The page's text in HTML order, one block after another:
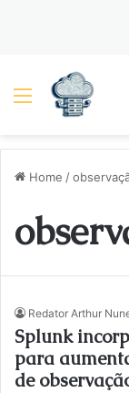
Menu
Home /
Redator Arthur
Splunk
para
de